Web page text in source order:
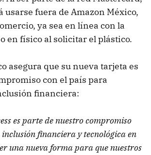
usarse fuera de Amazon México,
ya sea en línea con la
en físico al solicitar el plástico.
asegura que su nueva tarjeta es
con el país para
financiera:
es parte de nuestro compromiso
financiera y tecnológica en
una nueva forma para que nuestros